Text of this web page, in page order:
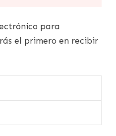
para
el primero en recibir